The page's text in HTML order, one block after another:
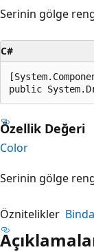
Serinin gölge
C#
public
Özellik Değeri
Color
Serinin gölge
Öznitelikler